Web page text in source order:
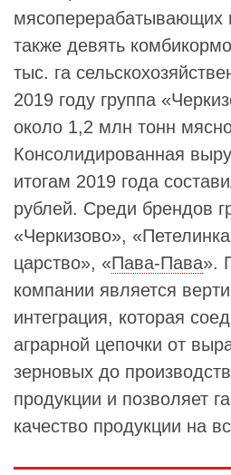
мясоперерабатывающих
также девять
тыс. га
2019 году группа
около 1,2 млн тонн
Консолидированная
итогам 2019 года
рублей. Среди брендов
«Черкизово»,
царство», «Пава-Пава».
компании является
интеграция, которая
аграрной цепочки от
зерновых до
продукции и позволяет
качество продукции на